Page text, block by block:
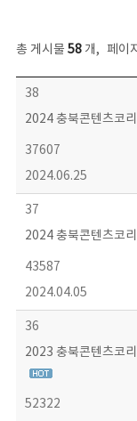
총 게시물 58개, 페이지
뉴스레터 목록 - 번호, 제목, 작성자, 파일, 조회수, 작성일 정보 제공
38
2024 충북콘텐츠코
37607
2024.06.25
37
2024 충북콘텐츠코
43587
2024.04.05
36
2023 충북콘텐츠코
52322